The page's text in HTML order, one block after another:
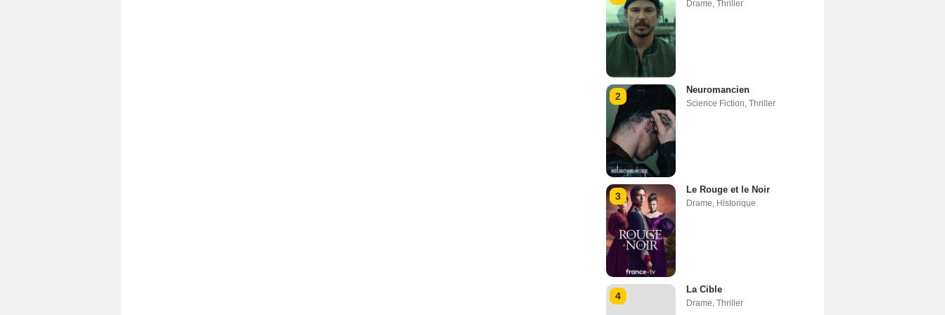
Drame, Thriller
2
Neuromancien
Science Fiction, Thriller
3
Le Rouge et le Noir
Drame, Historique
4
La Cible
Drame, Thriller